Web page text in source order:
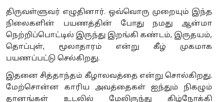
திருவள்ளுவர் எழுதினார். ஒவ்வொரு முறையும் இந்த
நிலைகளின் பயணத்தின் போது நமது ஆன்மா
நெற்றிப்பொட்டில் இருந்து இறங்கி கண்டம், இருதயம்,
தொப்புள், மூலாதாரம் என்று கீழ் முகமாக
பயணப்பட்டு செல்கிறது.
இதனை சித்தாந்தம் கீழாலவத்தை என்று சொல்கிறது.
மேற்சொன்ன காரிய அவத்தைகள் ஐந்தும் நிகழும்
தானங்கள் உடலில் மேலிருந்து கிழ்நோக்கி